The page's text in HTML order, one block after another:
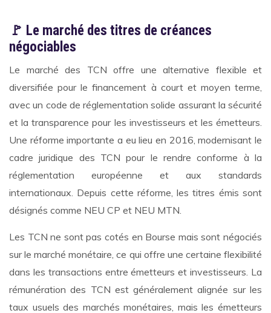
🚩 Le marché des titres de créances
négociables
Le marché des TCN offre une alternative flexible et
diversifiée pour le financement à court et moyen terme,
avec un code de réglementation solide assurant la sécurité
et la transparence pour les investisseurs et les émetteurs.
Une réforme importante a eu lieu en 2016, modernisant le
cadre juridique des TCN pour le rendre conforme à la
réglementation européenne et aux standards
internationaux. Depuis cette réforme, les titres émis sont
désignés comme NEU CP et NEU MTN.
Les TCN ne sont pas cotés en Bourse mais sont négociés
sur le marché monétaire, ce qui offre une certaine flexibilité
dans les transactions entre émetteurs et investisseurs. La
rémunération des TCN est généralement alignée sur les
taux usuels des marchés monétaires, mais les émetteurs